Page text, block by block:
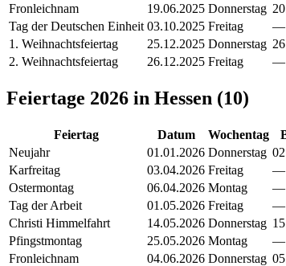
Fronleichnam
19.06.2025 Donnerstag
Tag der Deutschen Einheit 03.10.2025 Freitag
—
1. Weihnachtsfeiertag
25.12.2025 Donnerstag
2. Weihnachtsfeiertag
26.12.2025 Freitag —
Feiertage 2026 in Hessen (10)
Feiertag Datum Wochentag
Neujahr
01.01.2026 Donnerstag
Karfreitag
03.04.2026 Freitag
—
Ostermontag
06.04.2026 Montag
—
Tag der Arbeit
01.05.2026 Freitag
—
Christi Himmelfahrt
14.05.2026 Donnerstag
Pfingstmontag
25.05.2026 Montag
—
Fronleichnam
04.06.2026 Donnerstag